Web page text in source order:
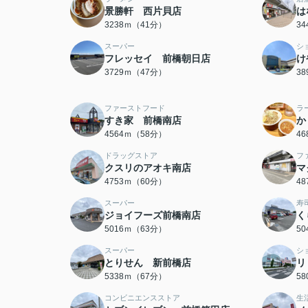
景勝軒 西片貝店
3238ｍ（41分）
スーパー
フレッセイ 前橋朝日店
3729ｍ（47分）
シ
ファーストフード
すき家 前橋南店
4564ｍ（58分）
ラ
か
ドラッグストア
クスリのアオキ南店
4753ｍ（60分）
フ
スーパー
ジョイフーズ前橋南店
5016ｍ（63分）
寿
スーパー
とりせん 新前橋店
5338ｍ（67分）
シ
コンビニエンスストア 生